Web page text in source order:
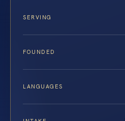
SERVING
FOUNDED
LANGUAGES